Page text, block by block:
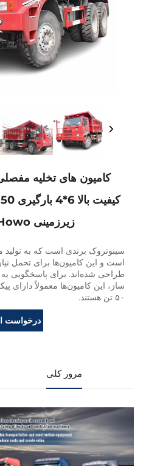
زیرزمینی Howo برای فروش
سینوتروک برندی است که به تولید
است و این کامیون‌ها برای تحمل
طراحی شده‌اند. برای پاسخگویی
۵۰ تن هستند.
درخواست
مرور کلی